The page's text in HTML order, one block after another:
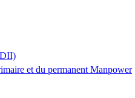
et du permanent Manpower